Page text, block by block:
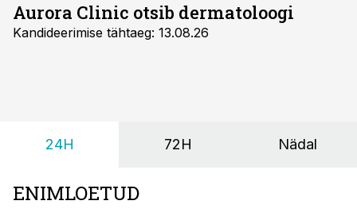
Aurora Clinic otsib dermatoloogi
Kandideerimise tähtaeg: 13.08.26
24H 72H Nädal
ENIMLOETUD